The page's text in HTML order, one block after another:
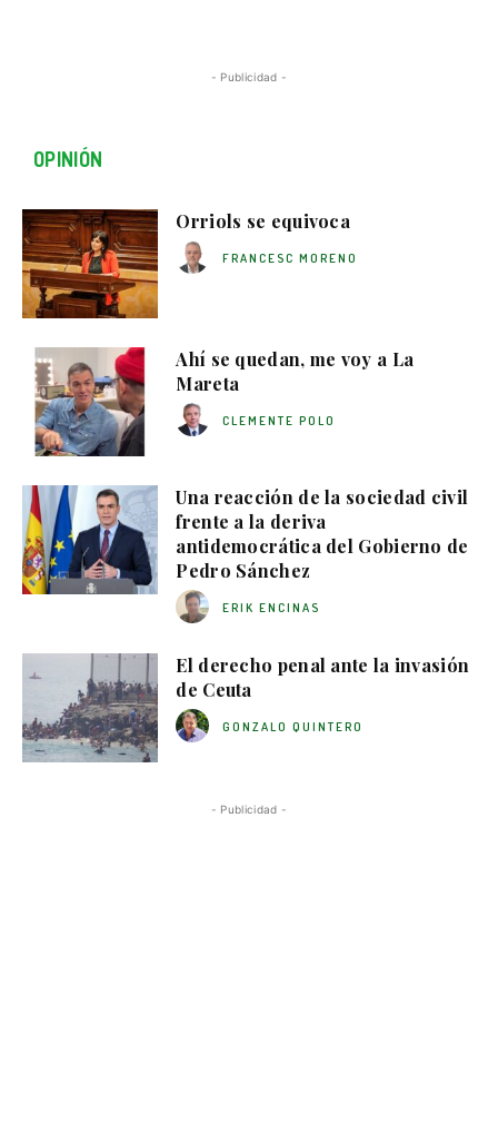
- Publicidad -
OPINIÓN
Orriols se equivoca
FRANCESC MORENO
Ahí se quedan, me voy a La
Mareta
CLEMENTE POLO
Una reacción de la sociedad civil
frente a la deriva
antidemocrática del Gobierno de
Pedro Sánchez
ERIK ENCINAS
El derecho penal ante la invasión
de Ceuta
GONZALO QUINTERO
- Publicidad -